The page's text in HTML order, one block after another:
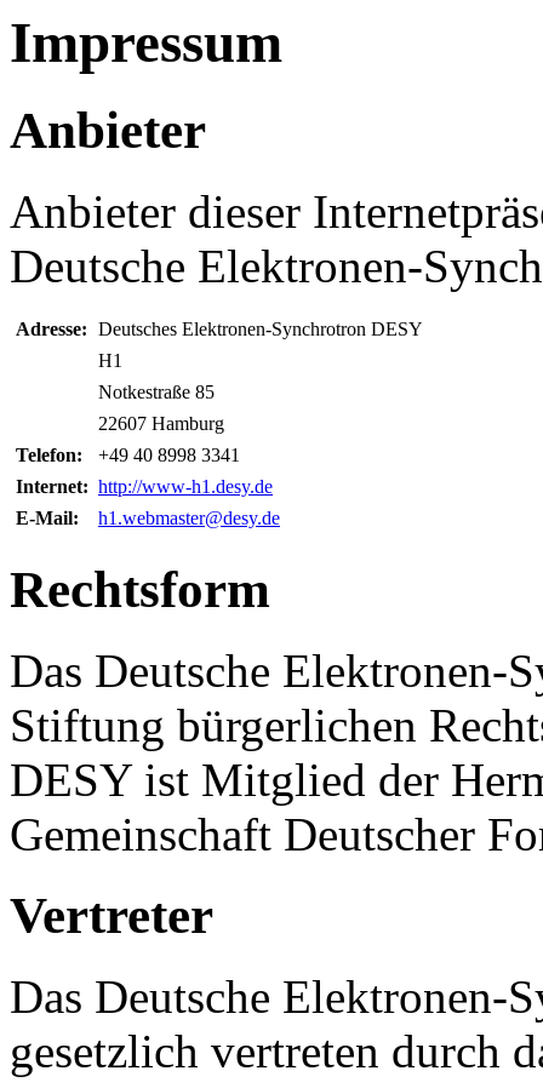
Impressum
Anbieter
Anbieter dieser
Deutsche Elektronen-
Adresse: Deutsches Elektronen-Synchrotron DESY
H1
Notkestraße 85
22607 Hamburg
Telefon:
+49 40 8998 3341
Internet: http://www-h1.desy.de
E-Mail:
h1.webmaster@desy.de
Rechtsform
Das Deutsche Elektronen-
Stiftung bürgerlichen
DESY ist Mitglied der
Gemeinschaft Deutscher
Vertreter
Das Deutsche Elektronen-
gesetzlich vertreten durch